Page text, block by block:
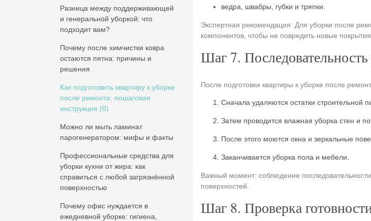
Разница между поддерживающей
и генеральной уборкой: что
подходит вам?
Почему после химчистки ковра
остаются пятна: причины и
решения
Как подготовить квартиру к уборке
после ремонта: пошаговая
инструкция (0)
Можно ли мыть ламинат
парогенератором: мифы и факты
Профессиональные средства для
уборки кухни от жира: как
справиться с любой загрязнённой
поверхностью
Почему офис нуждается в
ежедневной уборке: гигиена,
ведра, швабры, губки и тряпки.
Экспертная рекомендация: Для уборки после
компонентов, чтобы не повредить новые
Шаг 7.
После подготовки квартиры к уборке после
Сначала удаляются остатки строительной
Затем проводится влажная уборка стен и
После этого моются окна и зеркальные
Заканчивается уборка пола и мебели.
Важный момент: соблюдение
поверхностей.
Шаг 8. Проверка